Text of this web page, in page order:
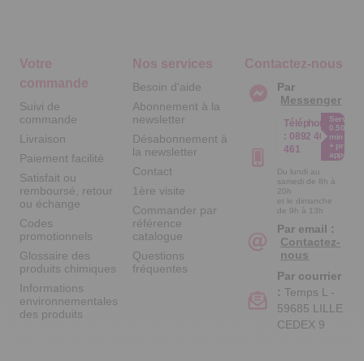
Votre
commande
Suivi de
commande
Livraison
Paiement facilité
Satisfait ou
remboursé, retour
ou échange
Codes
promotionnels
Glossaire des
produits chimiques
Informations
environnementales
des produits
Nos services
Besoin d'aide
Abonnement à la
newsletter
Désabonnement à
la newsletter
Contact
1ère visite
Commander par
référence
catalogue
Questions
fréquentes
Contactez-nous
Par
Messenger
Téléphone
: 0892 461
461
Service
0.50€ /
min
+ prix
appel
Du lundi au
samedi de 8h à
20h
et le dimanche
de 9h à 13h
Par email :
Contactez-
nous
Par courrier
: Temps L -
59685 LILLE
CEDEX 9